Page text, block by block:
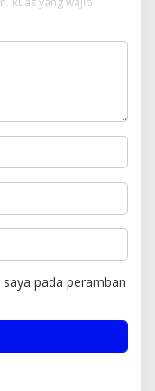
pada peramban